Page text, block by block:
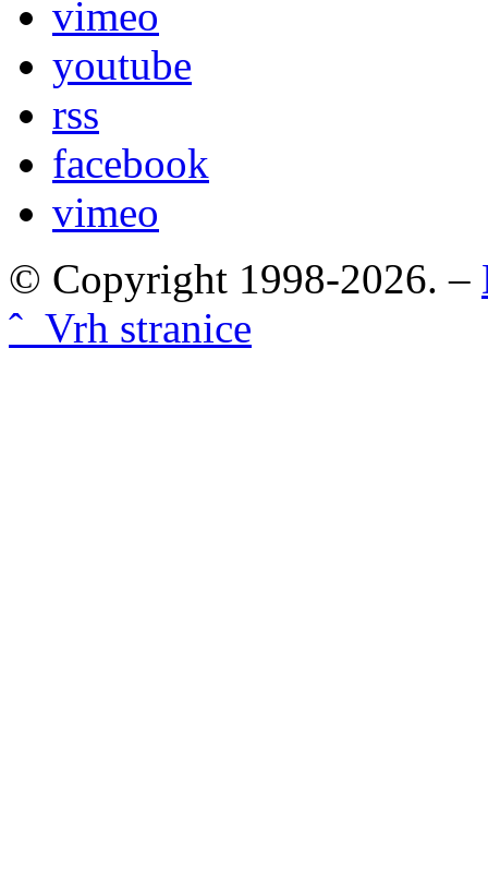
vimeo
youtube
rss
facebook
vimeo
© Copyright 1998-2026. –
ˆ Vrh stranice